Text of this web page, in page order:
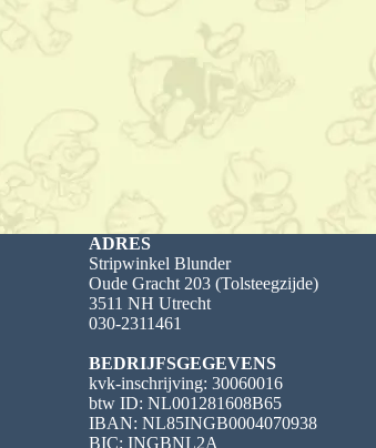
ADRES
Stripwinkel Blunder
Oude Gracht 203 (Tolsteegzijde)
3511 NH Utrecht
030-2311461
BEDRIJFSGEGEVENS
kvk-inschrijving: 30060016
btw ID: NL001281608B65
IBAN: NL85INGB0004070938
BIC: INGBNL2A